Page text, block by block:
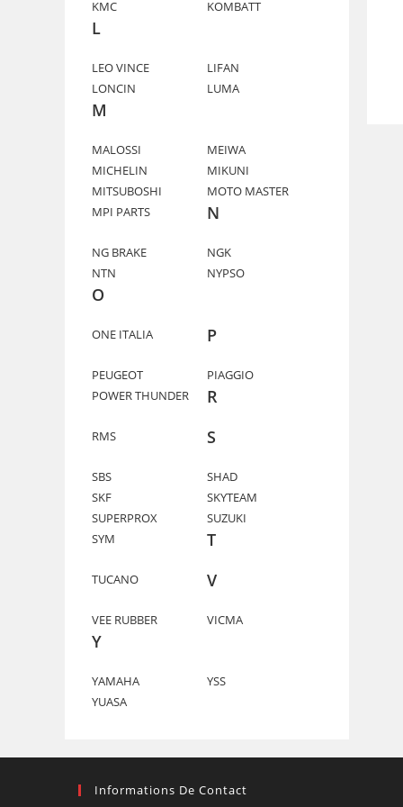
KMC
KOMBATT
L
LEO VINCE
LIFAN
LONCIN
LUMA
M
MALOSSI
MEIWA
MICHELIN
MIKUNI
MITSUBOSHI
MOTO MASTER
MPI PARTS
N
NG BRAKE
NGK
NTN
NYPSO
O
ONE ITALIA P
PEUGEOT
PIAGGIO
POWER THUNDER
R
RMS S
SBS
SHAD
SKF
SKYTEAM
SUPERPROX
SUZUKI
SYM
T
TUCANO V
VEE RUBBER VICMA
Y
YAMAHA
YSS
YUASA
Informations De Contact